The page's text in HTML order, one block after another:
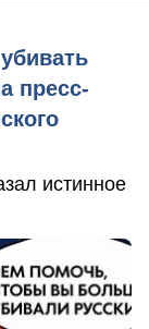
пресс-
истинное